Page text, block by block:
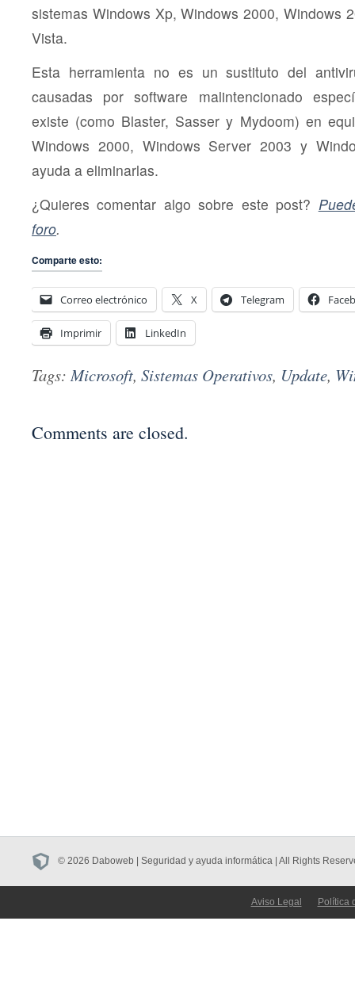
sistemas Windows Xp, Windows 2000, Windows
Vista.
Esta herramienta no es un sustituto del
causadas por software malintencionado
existe (como Blaster, Sasser y Mydoom) en
Windows 2000, Windows Server 2003 y
ayuda a eliminarlas.
¿Quieres comentar algo sobre este post?
foro.
Comparte esto:
Correo electrónico X Telegram
Imprimir LinkedIn
Tags:Microsoft, Sistemas Operativos, Update,
Comments are closed.
© 2026 Daboweb | Seguridad y ayuda informática | All Rights
Aviso Legal Política